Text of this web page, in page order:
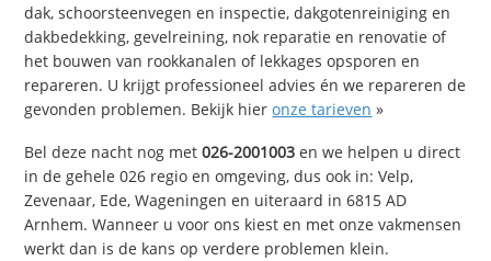
dak, schoorsteenvegen en inspectie, dakgotenreiniging en
dakbedekking, gevelreining, nok reparatie en renovatie of
het bouwen van rookkanalen of lekkages opsporen en
repareren. U krijgt professioneel advies én we repareren de
gevonden problemen. Bekijk hieronze tarieven »
Bel deze nacht nog met026-2001003 en we helpen u direct
in de gehele 026 regio en omgeving, dus ook in: Velp,
Zevenaar, Ede, Wageningen en uiteraard in 6815 AD
Arnhem. Wanneer u voor ons kiest en met onze vakmensen
werkt dan is de kans op verdere problemen klein.